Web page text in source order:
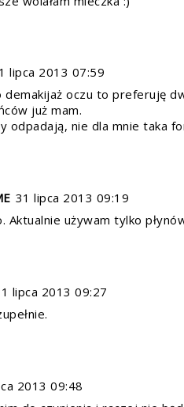
lipca 2013 07:59
demakijaż oczu to preferuję
już mam.
odpadają, nie dla mnie taka
31 lipca 2013 09:19
Aktualnie używam tylko
lipca 2013 09:27
2013 09:48